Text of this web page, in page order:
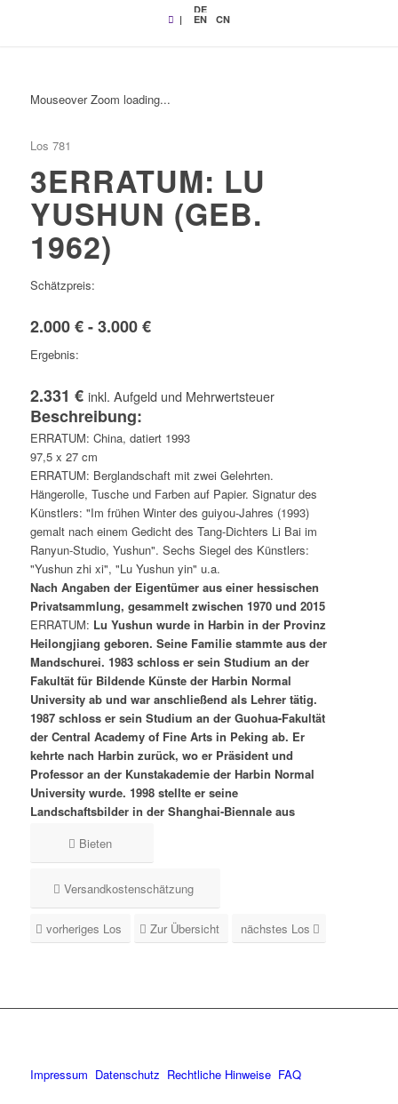
|
DE
EN CN
Mouseover Zoom loading...
Los 781
3ERRATUM: LU
YUSHUN (GEB.
1962)
Schätzpreis:
2.000 € - 3.000 €
Ergebnis:
2.331 € inkl. Aufgeld und Mehrwertsteuer
Beschreibung:
ERRATUM: China, datiert 1993
97,5 x 27 cm
ERRATUM: Berglandschaft mit zwei Gelehrten.
Hängerolle, Tusche und Farben auf Papier. Signatur des
Künstlers: "Im frühen Winter des guiyou-Jahres (1993)
gemalt nach einem Gedicht des Tang-Dichters Li Bai im
Ranyun-Studio, Yushun". Sechs Siegel des Künstlers:
"Yushun zhi xi", "Lu Yushun yin" u.a.
Nach Angaben der Eigentümer aus einer hessischen
Privatsammlung, gesammelt zwischen 1970 und 2015
ERRATUM: Lu Yushun wurde in Harbin in der Provinz
Heilongjiang geboren. Seine Familie stammte aus der
Mandschurei. 1983 schloss er sein Studium an der
Fakultät für Bildende Künste der Harbin Normal
University ab und war anschließend als Lehrer tätig.
1987 schloss er sein Studium an der Guohua-Fakultät
der Central Academy of Fine Arts in Peking ab. Er
kehrte nach Harbin zurück, wo er Präsident und
Professor an der Kunstakademie der Harbin Normal
University wurde. 1998 stellte er seine
Landschaftsbilder in der Shanghai-Biennale aus
Bieten
Versandkostenschätzung
vorheriges Los Zur Übersicht nächstes Los
Impressum Datenschutz Rechtliche Hinweise FAQ